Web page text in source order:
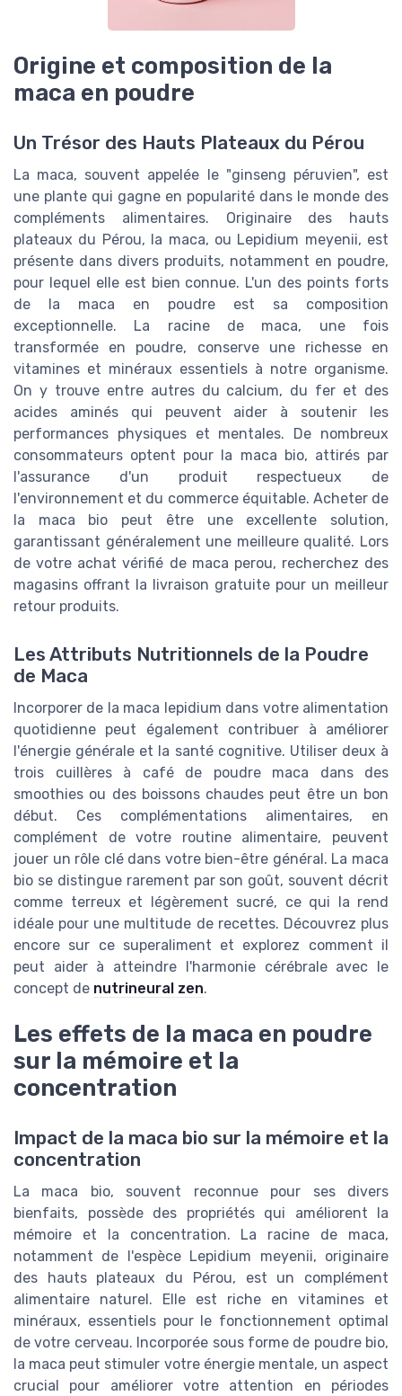
Origine et composition de la
maca en poudre
Un Trésor des Hauts Plateaux du Pérou
La maca, souvent appelée le "ginseng péruvien", est
une plante qui gagne en popularité dans le monde des
compléments alimentaires. Originaire des hauts
plateaux du Pérou, la maca, ou Lepidium meyenii, est
présente dans divers produits, notamment en poudre,
pour lequel elle est bien connue. L'un des points forts
de la maca en poudre est sa composition
exceptionnelle. La racine de maca, une fois
transformée en poudre, conserve une richesse en
vitamines et minéraux essentiels à notre organisme.
On y trouve entre autres du calcium, du fer et des
acides aminés qui peuvent aider à soutenir les
performances physiques et mentales. De nombreux
consommateurs optent pour la maca bio, attirés par
l'assurance d'un produit respectueux de
l'environnement et du commerce équitable. Acheter de
la maca bio peut être une excellente solution,
garantissant généralement une meilleure qualité. Lors
de votre achat vérifié de maca perou, recherchez des
magasins offrant la livraison gratuite pour un meilleur
retour produits.
Les Attributs Nutritionnels de la Poudre
de Maca
Incorporer de la maca lepidium dans votre alimentation
quotidienne peut également contribuer à améliorer
l'énergie générale et la santé cognitive. Utiliser deux à
trois cuillères à café de poudre maca dans des
smoothies ou des boissons chaudes peut être un bon
début. Ces complémentations alimentaires, en
complément de votre routine alimentaire, peuvent
jouer un rôle clé dans votre bien-être général. La maca
bio se distingue rarement par son goût, souvent décrit
comme terreux et légèrement sucré, ce qui la rend
idéale pour une multitude de recettes. Découvrez plus
encore sur ce superaliment et explorez comment il
peut aider à atteindre l'harmonie cérébrale avec le
concept de nutrineural zen.
Les effets de la maca en poudre
sur la mémoire et la
concentration
Impact de la maca bio sur la mémoire et la
concentration
La maca bio, souvent reconnue pour ses divers
bienfaits, possède des propriétés qui améliorent la
mémoire et la concentration. La racine de maca,
notamment de l'espèce Lepidium meyenii, originaire
des hauts plateaux du Pérou, est un complément
alimentaire naturel. Elle est riche en vitamines et
minéraux, essentiels pour le fonctionnement optimal
de votre cerveau. Incorporée sous forme de poudre bio,
la maca peut stimuler votre énergie mentale, un aspect
crucial pour améliorer votre attention en périodes